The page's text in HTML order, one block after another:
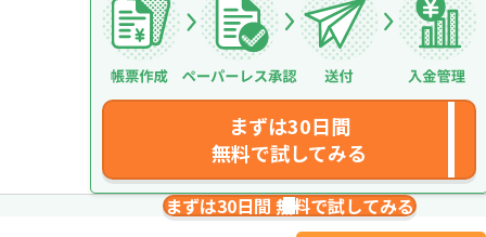
まずは30日間
無料で試してみる
まずは30日間 無料で試してみる